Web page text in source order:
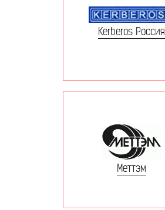
Kerberos Россия
Меттэм